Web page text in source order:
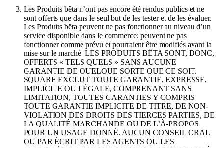
Articles pour la maison et cadeaux
Bière, vin et spiritueux
Épiceries et dépanneurs
Découvrir
Aperçu
Salon de beauté
Salon de manucure
Les Produits bêta n’ont pas encore été rendus publics et ne
sont offerts que dans le seul but de les tester et de les évaluer.
Les Produits bêta peuvent ne pas fonctionner au niveau d’un
service disponible dans le commerce; peuvent ne pas
fonctionner comme prévu et pourraient être modifiés avant la
mise sur le marché. LES PRODUITS BÊTA SONT, DONC,
OFFERTS « TELS QUELS » SANS AUCUNE
GARANTIE DE QUELQUE SORTE QUE CE SOIT.
SQUARE EXCLUT TOUTE GARANTIE, EXPRESSE,
IMPLICITE OU LÉGALE, COMPRENANT SANS
LIMITATION, TOUTES GARANTIES Y COMPRIS
TOUTE GARANTIE IMPLICITE DE TITRE, DE NON-
VIOLATION DES DROITS DES TIERCES PARTIES, DE
LA QUALITÉ MARCHANDE OU DE L’À-PROPOS
POUR UN USAGE DONNÉ. AUCUN CONSEIL ORAL
OU PAR ÉCRIT PAR LES AGENTS OU LES